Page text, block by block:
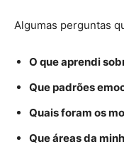
Algumas perguntas
O que aprendi
Que padrões
Quais foram os
Que áreas da